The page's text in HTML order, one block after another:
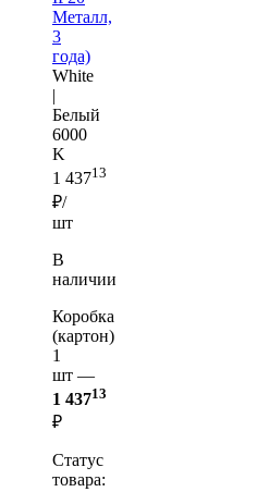
Металл,
3
года)
White
|
Белый
6000
K
1 43713
₽/
шт
В
наличии
Коробка
(картон)
1
шт —
1 43713
₽
Статус
товара: